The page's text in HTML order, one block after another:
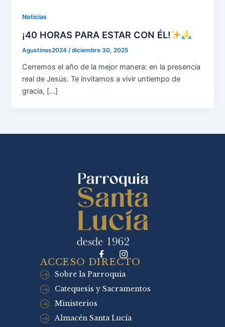
Noticias
¡40 HORAS PARA ESTAR CON ÉL!
Agustinos2024/diciembre 30, 2025
Cerremos el año de la mejor manera: en la presencia
real de Jesús. Te invitamos a vivir untiempo de
gracia, […]
ACCESO DIRECTO
Sobre la Parroquia
Catequesis y Sacramentos
Ministerios
Almacén Santa Lucía